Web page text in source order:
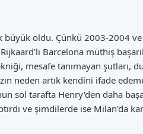
oldu. Çünkü 2003-2004
Barcelona müthiş
mesafe tanımayan şutları,
neden artık kendini ifade
sol tarafta Henry'den daha
ve şimdilerde ise Milan'da